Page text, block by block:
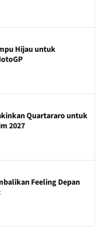
Hijau untuk
Quartararo untuk
2027
Feeling Depan